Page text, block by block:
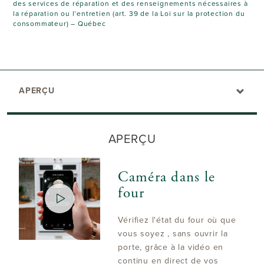
des services de réparation et des renseignements nécessaires à
la réparation ou l’entretien (art. 39 de la Loi sur la protection du
consommateur) – Québec
APERÇU
APERÇU
Caméra dans le
four
Vérifiez l'état du four où que
vous soyez , sans ouvrir la
porte, grâce à la vidéo en
continu en direct de vos